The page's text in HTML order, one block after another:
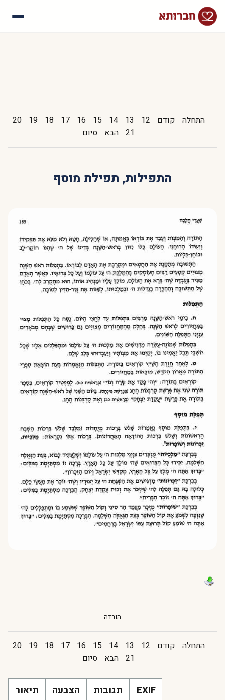
התחלה קודם 12
13
14
15
16
17
18
19
20
21 הבא סיום
התפילות, תפילת מוסף
הורדה
התחלה קודם 12
13
14
15
16
17
18
19
20
21 הבא סיום
תיאור הצבעה תגובות EXIF